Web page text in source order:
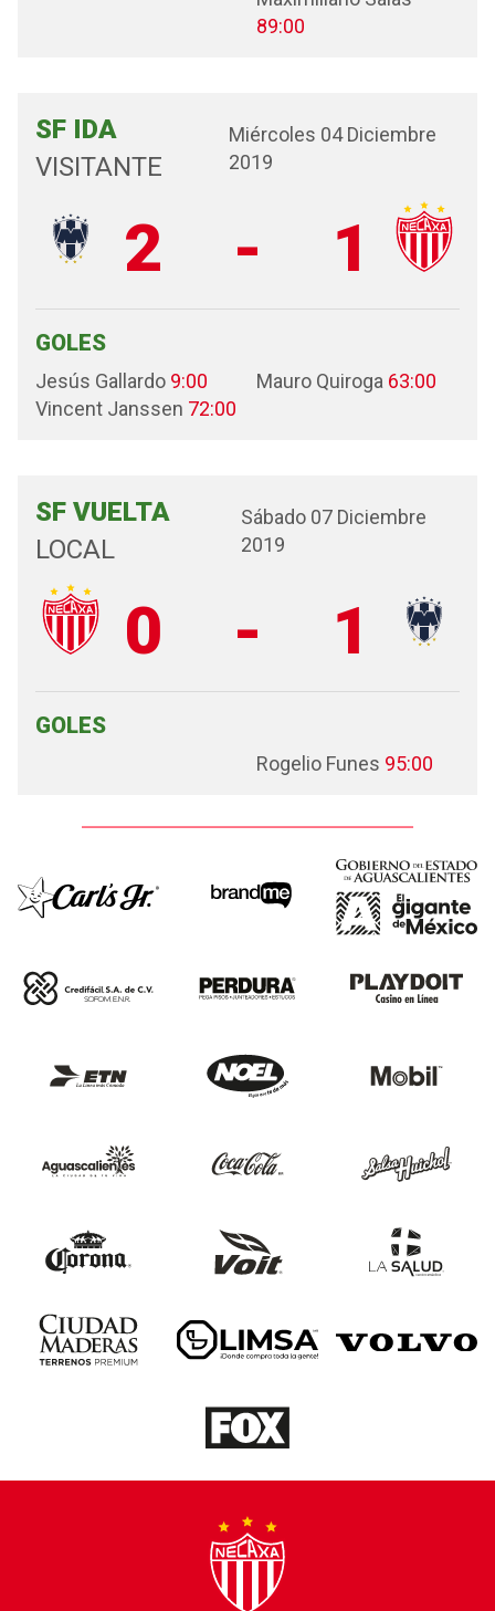
89:00
SF IDA
VISITANTE
Miércoles 04 Diciembre
2019
2 - 1
GOLES
Jesús Gallardo 9:00
Vincent Janssen 72:00
Mauro Quiroga 63:00
SF VUELTA
LOCAL
Sábado 07 Diciembre
2019
0 - 1
GOLES
Rogelio Funes 95:00